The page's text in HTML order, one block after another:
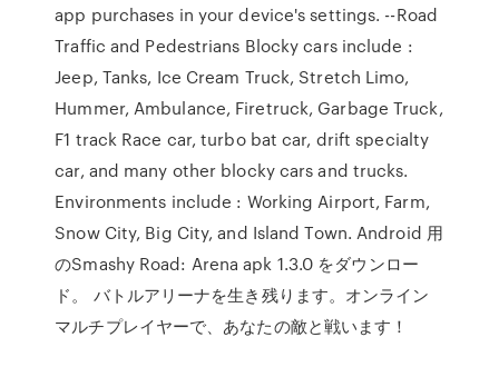
app purchases in your device's settings. --Road
Traffic and Pedestrians Blocky cars include :
Jeep, Tanks, Ice Cream Truck, Stretch Limo,
Hummer, Ambulance, Firetruck, Garbage Truck,
F1 track Race car, turbo bat car, drift specialty
car, and many other blocky cars and trucks.
Environments include : Working Airport, Farm,
Snow City, Big City, and Island Town. Android 用
のSmashy Road: Arena apk 1.3.0 をダウンロー
ド。 バトルアリーナを生き残ります。オンライン
マルチプレイヤーで、あなたの敵と戦います！